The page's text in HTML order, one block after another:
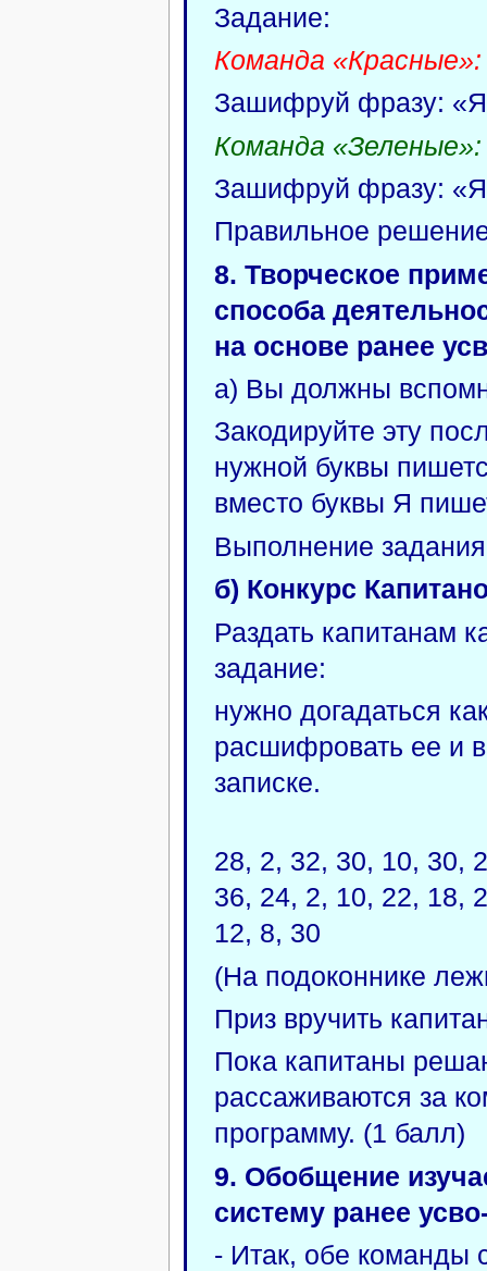
Задание:
Команда «Красные»:
Зашифруй фразу:
Команда «Зеленые»:
Зашифруй фразу:
Правильное
8. Творческое
способа
на основе ранее
а) Вы должны
Закодируйте эту
нужной буквы
вместо буквы Я
Выполнение
б) Конкурс
Раздать капитанам
задание:
нужно догадаться
расшифровать ее и
записке.
28, 2, 32, 30, 10, 30,
36, 24, 2, 10, 22, 18,
12, 8, 30
(На подоконнике
Приз вручить
Пока капитаны
рассаживаются за
программу. (1 балл)
9. Обобщение
систему ранее
- Итак, обе команды